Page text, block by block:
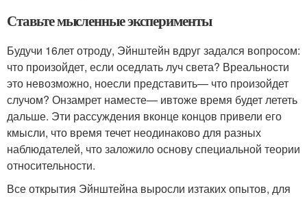
Ставьте мысленные эксперименты
Будучи 16лет отроду, Эйнштейн вдруг задался вопросом:
что произойдет, если оседлать луч света? Вреальности
это невозможно, ноесли представить— что произойдет
случом? Онзамрет наместе— ивтоже время будет лететь
дальше. Эти рассуждения вконце концов привели его
кмысли, что время течет неодинаково для разных
наблюдателей, что заложило основу специальной теории
относительности.
Все открытия Эйнштейна выросли изтаких опытов, для